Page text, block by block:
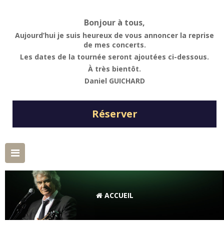
Bonjour à tous,
Aujourd’hui je suis heureux de vous annoncer la reprise
de mes concerts.
Les dates de la tournée seront ajoutées ci-dessous.
À très bientôt.
Daniel GUICHARD
Réserver
Basculer
la
navigation
ACCUEIL